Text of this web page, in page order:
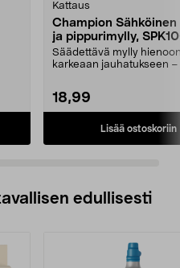
Kattaus
Champion
ja pippurimylly,
Säädettävä mylly
karkeaan jauhatukseen
18,99
Lisää ostoskoriin
edullisesti